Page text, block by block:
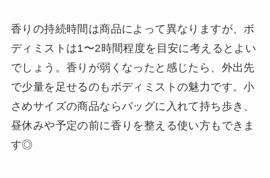
香りの持続時間は商品によって異なりますが、ボ
ディミストは1〜2時間程度を目安に考えるとよい
でしょう。香りが弱くなったと感じたら、外出先
で少量を足せるのもボディミストの魅力です。小
さめサイズの商品ならバッグに入れて持ち歩き、
昼休みや予定の前に香りを整える使い方もできま
す◎